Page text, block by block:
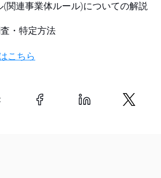
(関連事業体ルール)についての解説
・特定方法
こちら